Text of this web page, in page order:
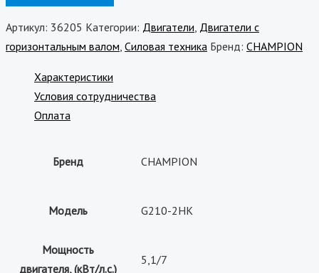
Артикул: 36205 Категории: Двигатели Двигатели с
горизонтальным валом Силовая техника Бренд: CHAMPION
Характеристики
Условия сотрудничества
Оплата
Бренд CHAMPION
Модель G210-2HK
Мощность
двигателя, (кВт/л.с.)
5,1/7